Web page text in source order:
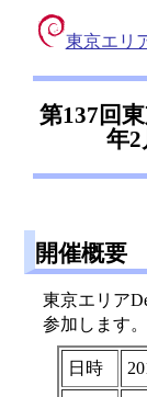
東京エリ
第137回
年2
開催概要
東京エリア
参加します。
日時